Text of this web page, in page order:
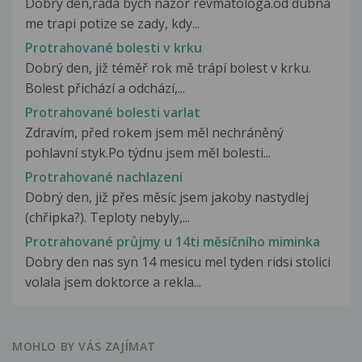
me trapi potize se zady, kdy...
Protrahované bolesti v krku
Dobrý den, již téměř rok mě trápí bolest v krku.
Bolest přichází a odchází,...
Protrahované bolesti varlat
Zdravím, před rokem jsem měl nechráněný
pohlavní styk.Po týdnu jsem měl bolesti...
Protrahované nachlazení
Dobrý den, již přes měsíc jsem jakoby nastydlej
(chřipka?). Teploty nebyly,...
Protrahované průjmy u 14ti měsíčního miminka
Dobry den nas syn 14 mesicu mel tyden ridsi stolici
volala jsem doktorce a rekla...
MOHLO BY VÁS ZAJÍMAT